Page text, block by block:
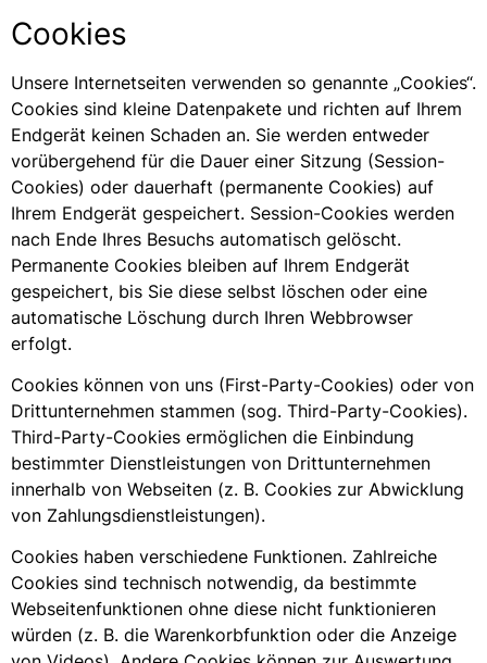
Cookies
Unsere Internetseiten verwenden so genannte „Cookies“.
Cookies sind kleine Datenpakete und richten auf Ihrem
Endgerät keinen Schaden an. Sie werden entweder
vorübergehend für die Dauer einer Sitzung (Session-
Cookies) oder dauerhaft (permanente Cookies) auf
Ihrem Endgerät gespeichert. Session-Cookies werden
nach Ende Ihres Besuchs automatisch gelöscht.
Permanente Cookies bleiben auf Ihrem Endgerät
gespeichert, bis Sie diese selbst löschen oder eine
automatische Löschung durch Ihren Webbrowser
erfolgt.
Cookies können von uns (First-Party-Cookies) oder von
Drittunternehmen stammen (sog. Third-Party-Cookies).
Third-Party-Cookies ermöglichen die Einbindung
bestimmter Dienstleistungen von Drittunternehmen
innerhalb von Webseiten (z. B. Cookies zur Abwicklung
von Zahlungsdienstleistungen).
Cookies haben verschiedene Funktionen. Zahlreiche
Cookies sind technisch notwendig, da bestimmte
Webseitenfunktionen ohne diese nicht funktionieren
würden (z. B. die Warenkorbfunktion oder die Anzeige